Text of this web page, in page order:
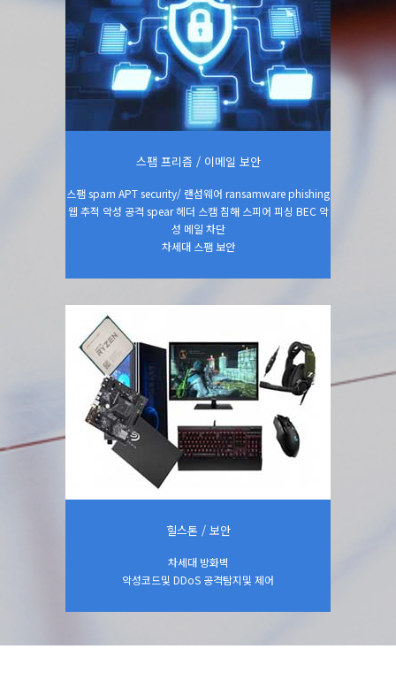
시스템 / 보안
홈페이지 바로가기
스팸 프리즘 / 이메일 보안
스팸 spam APT security/ 랜섬웨어 ransamware phishing
웹 추적 악성 공격 spear 헤더 스캠 침해 스피어 피싱 BEC 악
성 메일 차단
차세대 스팸 보안
PC / 주변기기
페이지 상세보기
힐스톤 / 보안
차세대 방화벽
악성코드및 DDoS 공격탐지및 제어